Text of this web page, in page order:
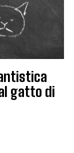
gatto di